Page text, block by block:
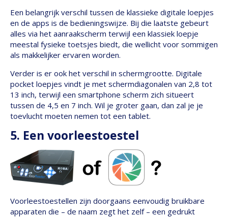
Een belangrijk verschil tussen de klassieke digitale loepjes
en de apps is de bedieningswijze. Bij die laatste gebeurt
alles via het aanraakscherm terwijl een klassiek loepje
meestal fysieke toetsjes biedt, die wellicht voor sommigen
als makkelijker ervaren worden.
Verder is er ook het verschil in schermgrootte. Digitale
pocket loepjes vindt je met schermdiagonalen van 2,8 tot
13 inch, terwijl een smartphone scherm zich situeert
tussen de 4,5 en 7 inch. Wil je groter gaan, dan zal je je
toevlucht moeten nemen tot een tablet.
5. Een voorleestoestel
Voorleestoestellen zijn doorgaans eenvoudig bruikbare
apparaten die – de naam zegt het zelf – een gedrukt